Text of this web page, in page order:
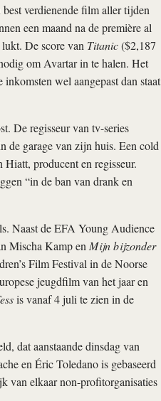
verdienende film aller tijden
een maand na de première al
De score van Titanic($2,187
om Avartar in te halen. Het
wel aangepast dan staat
De regisseur van tv-series
de garage van zijn huis. Een cold
producent en regisseur.
“in de ban van drank en
Naast de EFA Young Audience
Mischa Kamp en Mijn bijzonder
Film Festival in de Noorse
jeugdfilm van het jaar en
is vanaf 4 juli te zien in de
dat aanstaande dinsdag van
en Éric Toledano is gebaseerd
van elkaar non-profitorganisaties